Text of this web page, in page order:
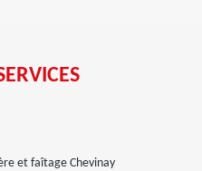
et faîtage Chevinay